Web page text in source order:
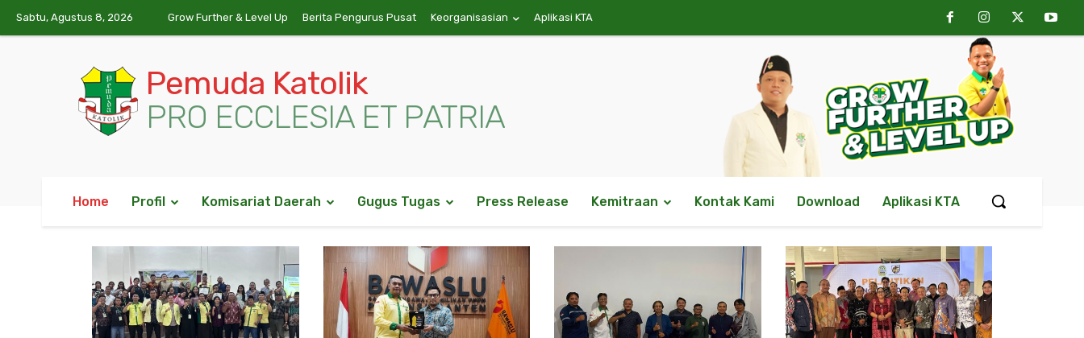
Sabtu, Agustus 8, 2026 Grow Further & Level Up Berita Pengurus Pusat Keorganisasian Aplikasi KTA
Pemuda Katolik
PRO ECCLESIA ET PATRIA
Home Profil Komisariat Daerah Gugus Tugas Press Release Kemitraan Kontak Kami Download Aplikasi KTA